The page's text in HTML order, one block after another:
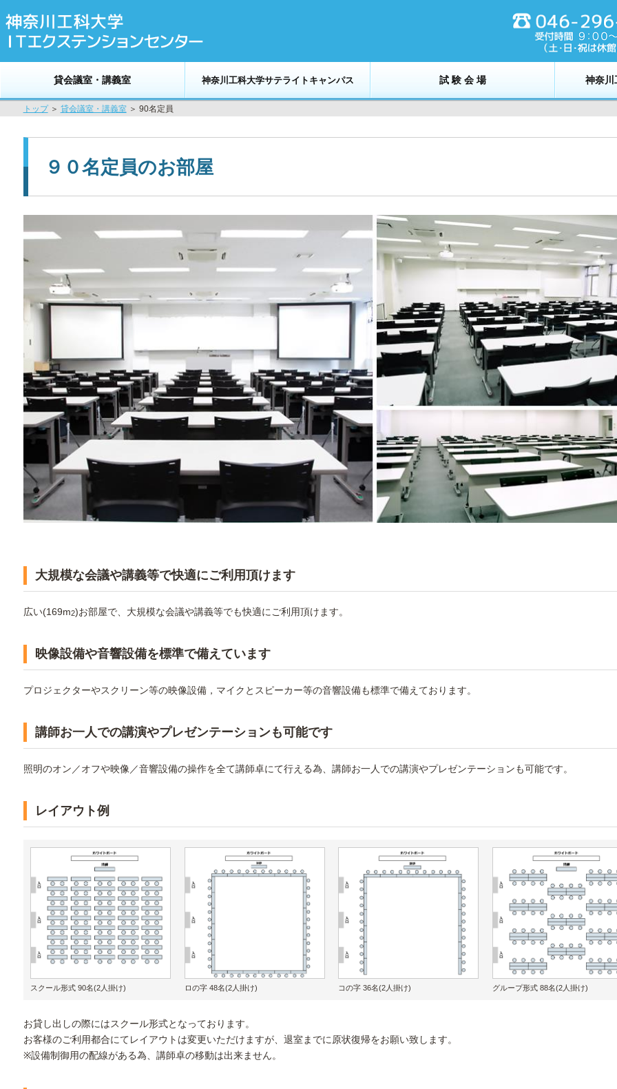
貸会議室・講義室 神奈川工科大学サテライトキャンパス 試 験 会 場 神奈川
トップ＞ 貸会議室・講義室＞ 90名定員
９０名定員のお部屋
大規模な会議や講義等で快適にご利用頂けます
広い(169m2)お部屋で、大規模な会議や講義等でも快適にご利用頂けます。
映像設備や音響設備を標準で備えています
プロジェクターやスクリーン等の映像設備，マイクとスピーカー等の音響設備も標準で備えております。
講師お一人での講演やプレゼンテーションも可能です
照明のオン／オフや映像／音響設備の操作を全て講師卓にて行える為、講師お一人での講演やプレゼンテーションも可能です。
レイアウト例
スクール形式 90名(2人掛け) ロの字 48名(2人掛け) コの字 36名(2人掛け) グループ形式 88名(2人掛け)
お貸し出しの際にはスクール形式となっております。
お客様のご利用都合にてレイアウトは変更いただけますが、退室までに原状復帰をお願い致します。
※設備制御用の配線がある為、講師卓の移動は出来ません。